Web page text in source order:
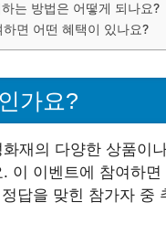
는 방법은 어떻게 되나요?
면 어떤 혜택이 있나요?
가요?
재의 다양한 상품이
이 이벤트에 참여하
답을 맞힌 참가자 중